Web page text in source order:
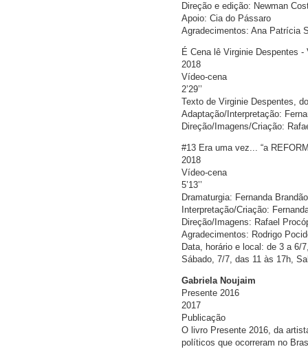
Direção e edição: Newman
Apoio: Cia do Pássaro
Agradecimentos: Ana Patrícia
É Cena lê Virginie Despentes -
2018
Vídeo-cena
2’29’’
Texto de Virginie Despentes,
Adaptação/Interpretação:
Direção/Imagens/Criação:
#13 Era uma vez... “a
2018
Vídeo-cena
5’13’’
Dramaturgia: Fernanda
Interpretação/Criação:
Direção/Imagens: Rafael
Agradecimentos: Rodrigo
Data, horário e local: de 3 a 6/
Sábado, 7/7, das 11 às 17h,
Gabriela Noujaim
Presente 2016
2017
Publicação
O livro Presente 2016, da
políticos que ocorreram no